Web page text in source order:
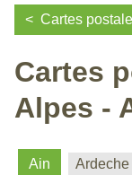
Cartes
Cartes
Alpes -
Ain Ardeche